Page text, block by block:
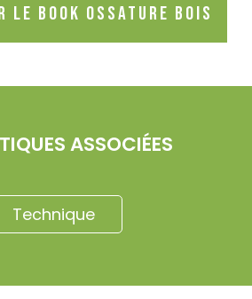
le Book Ossature Bois
ASSOCIÉES
Technique